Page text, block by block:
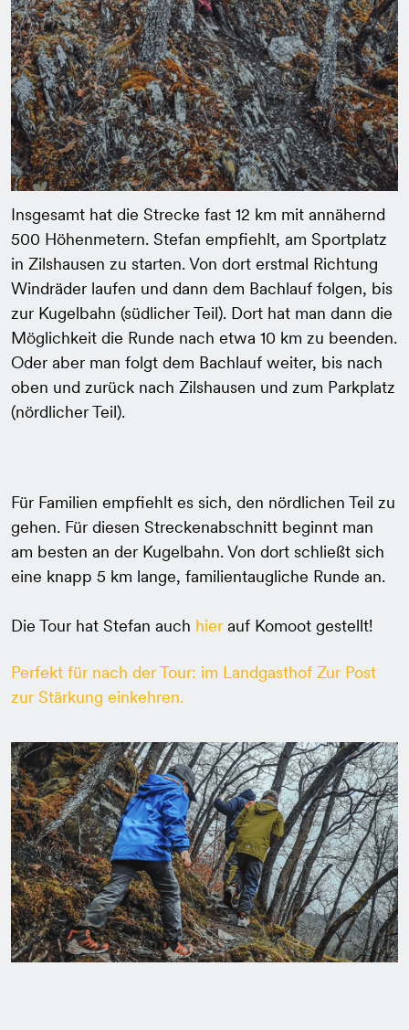
Insgesamt hat die Strecke fast 12 km mit annähernd
500 Höhenmetern. Stefan empfiehlt, am Sportplatz
in Zilshausen zu starten. Von dort erstmal Richtung
Windräder laufen und dann dem Bachlauf folgen, bis
zur Kugelbahn (südlicher Teil). Dort hat man dann die
Möglichkeit die Runde nach etwa 10 km zu beenden.
Oder aber man folgt dem Bachlauf weiter, bis nach
oben und zurück nach Zilshausen und zum Parkplatz
(nördlicher Teil).
Für Familien empfiehlt es sich, den nördlichen Teil zu
gehen. Für diesen Streckenabschnitt beginnt man
am besten an der Kugelbahn. Von dort schließt sich
eine knapp 5 km lange, familientaugliche Runde an.
Die Tour hat Stefan auch hier auf Komoot gestellt!
Perfekt für nach der Tour: im Landgasthof Zur Post
zur Stärkung einkehren.